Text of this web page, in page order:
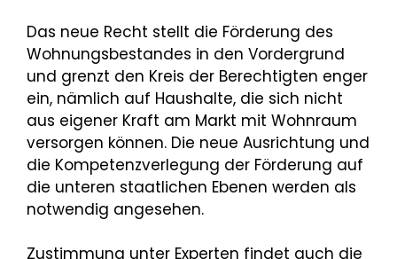
Das neue Recht stellt die Förderung des
Wohnungsbestandes in den Vordergrund
und grenzt den Kreis der Berechtigten enger
ein, nämlich auf Haushalte, die sich nicht
aus eigener Kraft am Markt mit Wohnraum
versorgen können. Die neue Ausrichtung und
die Kompetenzverlegung der Förderung auf
die unteren staatlichen Ebenen werden als
notwendig angesehen.
Zustimmung unter Experten findet auch die